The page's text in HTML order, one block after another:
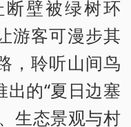
壁被绿树环
游客可漫步其
，聆听山间鸟
的“夏日边塞
生态景观与村